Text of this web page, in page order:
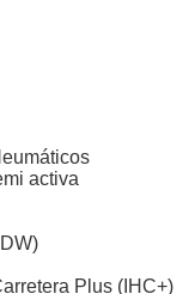
activa
Plus (IHC+)